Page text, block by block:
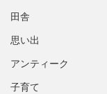
田舎
思い出
アンティーク
子育て